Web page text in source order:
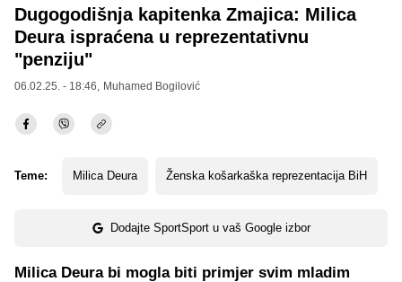
Dugogodišnja kapitenka Zmajica: Milica
Deura ispraćena u reprezentativnu
"penziju"
06.02.25. - 18:46, Muhamed Bogilović
Teme: Milica Deura Ženska košarkaška reprezentacija BiH
Dodajte SportSport u vaš Google izbor
Milica Deura bi mogla biti primjer svim mladim